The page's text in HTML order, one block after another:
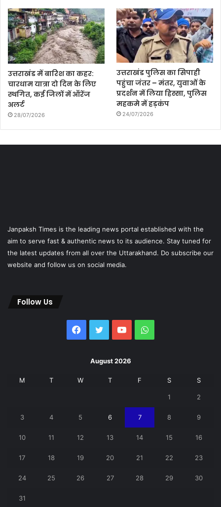
उत्तराखंड में बारिश का कहर:
चारधाम यात्रा दो दिन के लिए
स्थगित, कई जिलों में ऑरेंज
अलर्ट
28/07/2026
उत्तराखंड पुलिस का सिपाही
पहुंचा जंतर – मंतर, युवाओं के
प्रदर्शन में लिया हिस्सा, पुलिस
महकमे में हड़कंप
24/07/2026
Janpaksh Times is the leading news portal established with the
aim to serve fast & authentic news to its audience. Stay tuned for
the latest updates from all over the Uttarakhand. Do subscribe our
website and follow us on social media.
Follow Us
Facebook
Twitter YouTubeWhatsApp
August 2026
M T W T F S S
1 2
3 4 5 6 7 8 9
10 11 12 13 14 15 16
17 18 19 20 21 22 23
24 25 26 27 28 29 30
31